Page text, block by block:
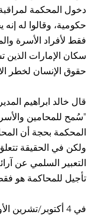
دخول المحكمة
حكومية، وقالوا له
فقط لأفراد الأسرة
سكان الإمارات الذين
حقوق الإنسان لخطر
قال خالد ابراهيم
"سُمح للمحامين
المحكمة بحجة أن
ولكن في الحقيقة
التعبير السلمي عن
تأجيل للمحاكمة هو
في 4 أكتوبر/